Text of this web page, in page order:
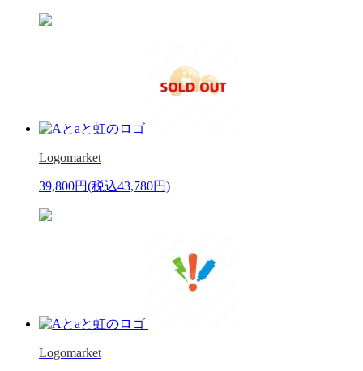
Logomarket
39,800円(税込43,780円)
Logomarket